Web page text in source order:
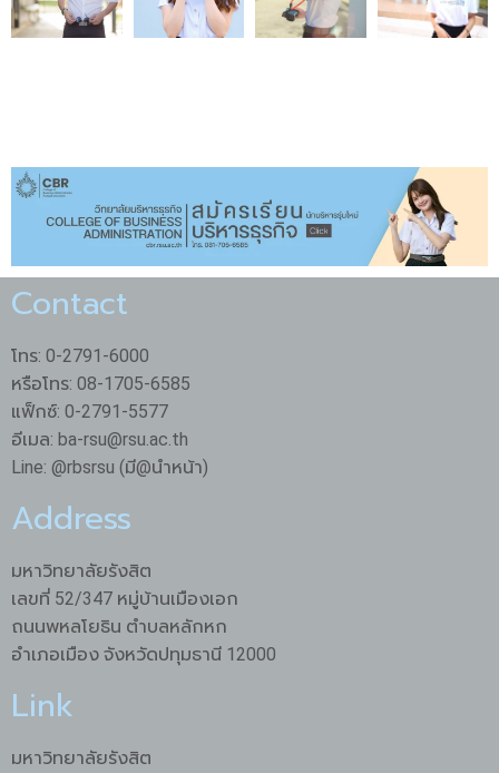
Contact
โทร: 0-2791-6000
หรือโทร: 08-1705-6585
แฟ็กซ์: 0-2791-5577
อีเมล: ba-rsu@rsu.ac.th
Line: @rbsrsu (มี@นำหน้า)
Address
มหาวิทยาลัยรังสิต
เลขที่ 52/347 หมู่บ้านเมืองเอก
ถนนพหลโยธิน ตำบลหลักหก
อำเภอเมือง จังหวัดปทุมธานี 12000
Link
มหาวิทยาลัยรังสิต